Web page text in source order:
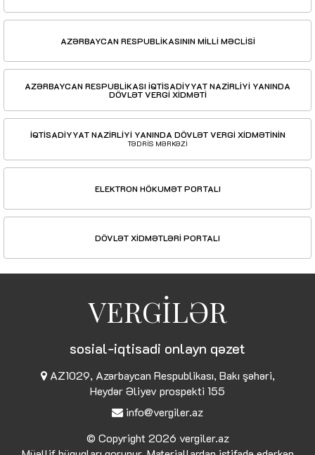
AZƏRBAYCAN RESPUBLİKASININ MİLLİ MƏCLİSİ
AZƏRBAYCAN RESPUBLİKASI İQTİSADİYYAT NAZİRLİYİ YANINDA
DÖVLƏT VERGİ XİDMƏTİ
İQTİSADİYYAT NAZİRLİYİ YANINDA DÖVLƏT VERGİ XİDMƏTİNİN
TƏDRİS MƏRKƏZİ
ELEKTRON HÖKUMƏT PORTALI
DÖVLƏT XİDMƏTLƏRİ PORTALI
VERGİLƏR
sosial-iqtisadi onlayn qəzet
AZ1029, Azərbaycan Respublikası, Bakı şəhəri,
Heydər Əliyev prospekti 155
info@vergiler.az
© Copyright 2026 vergiler.az